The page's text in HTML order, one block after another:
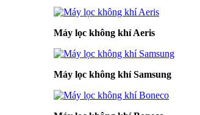
Máy lọc không khí Aeris
Máy lọc không khí Samsung